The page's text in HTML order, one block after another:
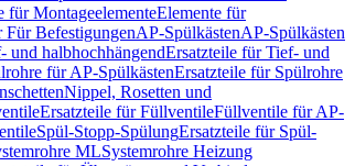
für MontageelementeElemente für
Für BefestigungenAP-SpülkästenAP-Spülkästen
und halbhochhängendErsatzteile für Tief- und
für AP-SpülkästenErsatzteile für Spülrohre
Nippel, Rosetten und
Ersatzteile für FüllventileFüllventile für AP-
Spül-Stopp-SpülungErsatzteile für Spül-
MLSystemrohre Heizung